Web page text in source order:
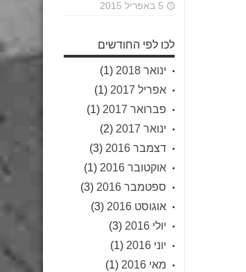
5 באפריל 2015
לכו לפי החודשים
ינואר 2018
(1)
אפריל 2017
(1)
פברואר 2017
(1)
ינואר 2017
(2)
דצמבר 2016
(3)
אוקטובר 2016
(1)
ספטמבר 2016
(3)
אוגוסט 2016
(3)
יולי 2016
(3)
יוני 2016
(1)
מאי 2016
(1)